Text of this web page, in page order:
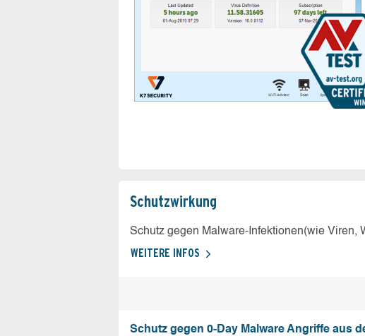
Schutz­wirkung
Schutz gegen Malware-Infektionen(wie Viren,
WEITERE INFOS
Schutz gegen 0-Day Malware Angriffe aus